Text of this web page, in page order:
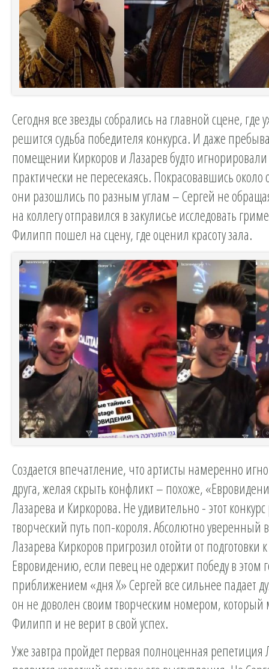
Сегодня все звезды собрались на главной сцене, где
решится судьба победителя конкурса. И даже
помещении Киркоров и Лазарев будто игнорировали
практически не пересекаясь. Покрасовавшись около
они разошлись по разным углам – Сергей не
на коллегу отправился в закулисье исследовать
Филипп пошел на сцену, где оценил красоту зала.
Создается впечатление, что артисты намеренно
друга, желая скрыть конфликт – похоже,
Лазарева и Киркорова. Не удивительно - этот
творческий путь поп-короля. Абсолютно уверенный
Лазарева Киркоров пригрозил отойти от подготовки к
Евровидению, если певец не одержит победу в этом
приближением «дня Х» Сергей все сильнее падает
он не доволен своим творческим номером, который
Филипп и не верит в свой успех.
Уже завтра пройдет первая полноценная репетиция